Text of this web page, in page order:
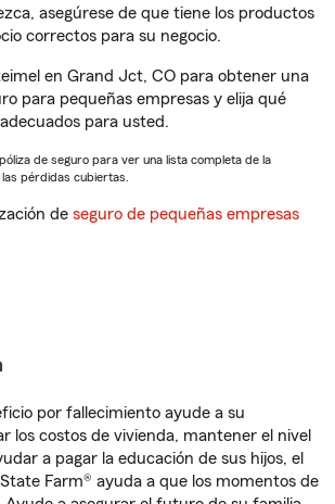
asegúrese de que tiene los productos
correctos para su negocio.
en Grand Jct, CO para obtener una
para pequeñas empresas y elija qué
para usted.
de seguro para ver una lista completa de la
pérdidas cubiertas.
de seguro de pequeñas empresas
por fallecimiento ayude a su
los costos de vivienda, mantener el nivel
a pagar la educación de sus hijos, el
Farm® ayuda a que los momentos de